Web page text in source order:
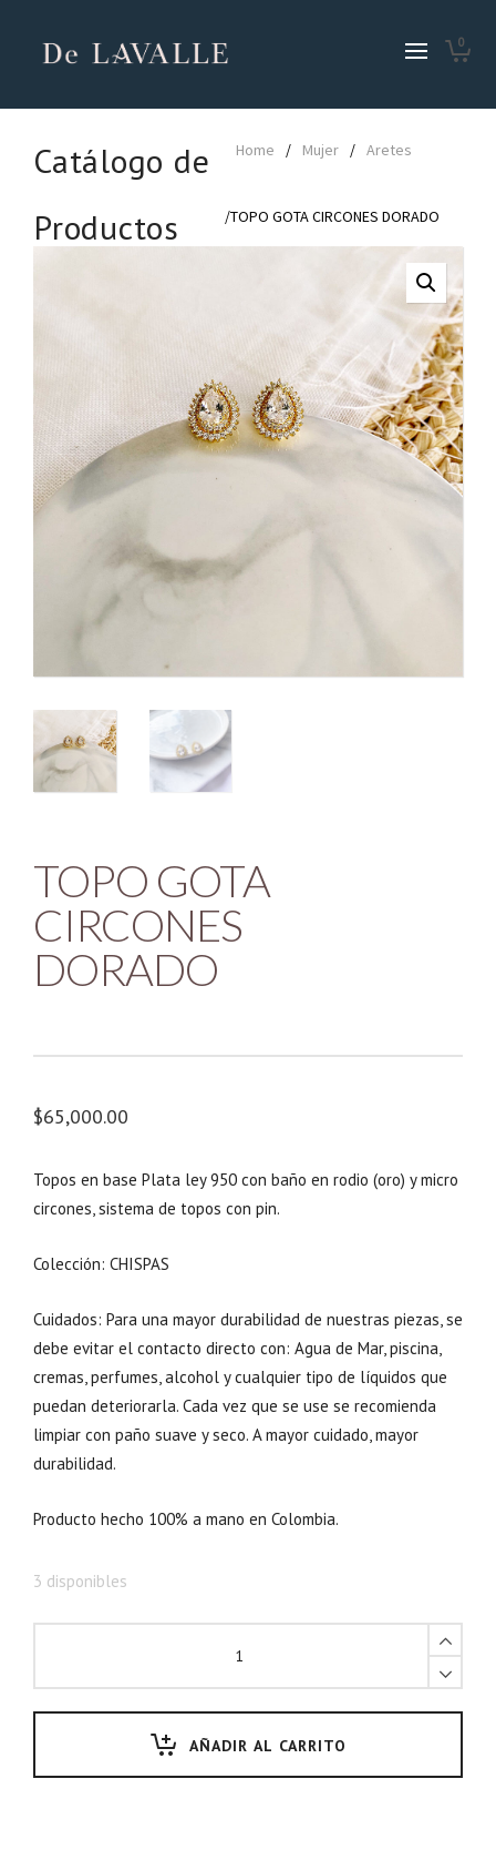
0
Catálogo de
Productos
Home / Mujer / Aretes
/TOPO GOTA CIRCONES DORADO
TOPO GOTA
CIRCONES
DORADO
$65,000.00
Topos en base Plata ley 950 con baño en rodio (oro) y micro
circones, sistema de topos con pin.
Colección: CHISPAS
Cuidados: Para una mayor durabilidad de nuestras piezas, se
debe evitar el contacto directo con: Agua de Mar, piscina,
cremas, perfumes, alcohol y cualquier tipo de líquidos que
puedan deteriorarla. Cada vez que se use se recomienda
limpiar con paño suave y seco. A mayor cuidado, mayor
durabilidad.
Producto hecho 100% a mano en Colombia.
3 disponibles
AÑADIR AL CARRITO